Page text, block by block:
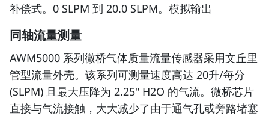
补偿式。0 SLPM 到 20.0 SLPM。模拟输出
同轴流量测量
AWM5000 系列微桥气体质量流量传感器采用文丘里
管型流量外壳。该系列可测量速度高达 20升/每分
(SLPM) 且最大压降为 2.25" H2O 的气流。微桥芯片
直接与气流接触，大大减少了由于通气孔或旁路堵塞